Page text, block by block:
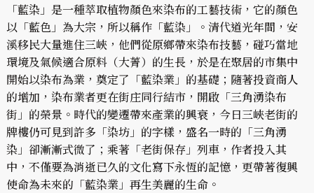
「藍染」是一種萃取植物顏色來染布的工藝技術，它的顏色
以「藍色」為大宗，所以稱作「藍染」。清代道光年間，安
溪移民大量進住三峽，他們從原鄉帶來染布技藝，碰巧當地
環境及氣候適合原料（大菁）的生長，於是在聚居的市集中
開始以染布為業，奠定了「藍染業」的基礎；隨著投資商人
的增加，染布業者更在街庄同行結市，開啟「三角湧染布
街」的榮景。時代的變遷帶來產業的興衰，今日三峽老街的
牌樓仍可見到許多「染坊」的字樣，盛名一時的「三角湧
染」卻漸漸式微了；乘著「老街保存」列車，作者投入其
中，不僅要為消逝已久的文化寫下永恆的記憶，更帶著復興
使命為未來的「藍染業」再生美麗的生命。